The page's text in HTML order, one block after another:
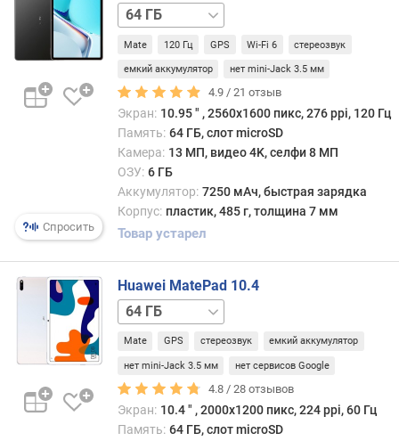
т
е
ж
W
i
l
Спросить
128 ГБ
256 ГБ
Mate 120 Гц GPS Wi-Fi 6 стереозвук
емкий аккумулятор нет mini-Jack 3.5 мм
4.9 /21 отзыв
Экран: 10.95 ″ , 2560x1600 пикс, 276 ppi, 120 Гц
Память: 64 ГБ, слот microSD
Камера: 13 МП, видео 4K, селфи 8 МП
ОЗУ: 6 ГБ
Аккумулятор: 7250 мАч, быстрая зарядка
Корпус: пластик, 485 г, толщина 7 мм
Товар устарел
Huawei MatePad 10.4
128 ГБ
Mate GPS стереозвук емкий аккумулятор
нет mini-Jack 3.5 мм нет сервисов Google
4.8 /28 отзывов
Экран: 10.4 ″ , 2000х1200 пикс, 224 ppi, 60 Гц
Память: 64 ГБ, слот microSD